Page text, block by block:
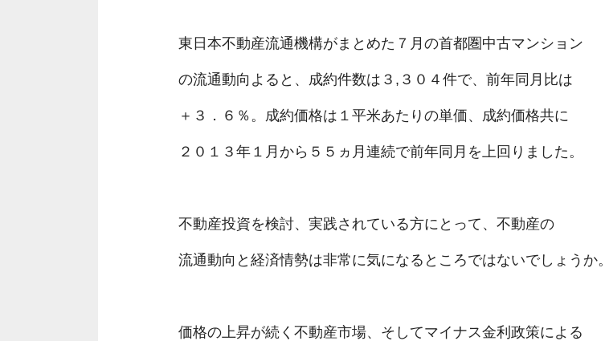
東日本不動産流通機構がまとめた７月の首都圏中古マンション
の流通動向よると、成約件数は３,３０４件で、前年同月比は
＋３．６％。成約価格は１平米あたりの単価、成約価格共に
２０１３年１月から５５ヵ月連続で前年同月を上回りました。
不動産投資を検討、実践されている方にとって、不動産の
流通動向と経済情勢は非常に気になるところではないでしょうか。
価格の上昇が続く不動産市場、そしてマイナス金利政策による